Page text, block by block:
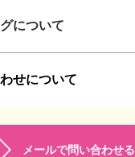
について
せについて
メールで問い合わせる